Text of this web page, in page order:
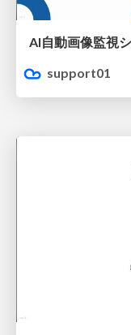
AI自動画像監視
support01